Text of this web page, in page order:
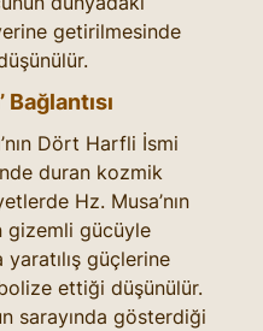
getirilmesinde
Dört Harfli İsmi
duran kozmik
Hz. Musa’nın
gizemli gücüyle
yaratılış güçlerine
ettiği düşünülür.
sarayında gösterdiği